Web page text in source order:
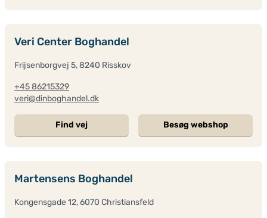
Veri Center Boghandel
Frijsenborgvej 5, 8240 Risskov
+45 86215329
veri@dinboghandel.dk
Find vej Besøg webshop
Martensens Boghandel
Kongensgade 12, 6070 Christiansfeld